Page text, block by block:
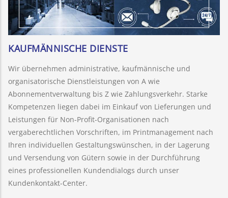
KAUFMÄNNISCHE DIENSTE
Wir übernehmen administrative, kaufmännische und
organisatorische Dienstleistungen von A wie
Abonnementverwaltung bis Z wie Zahlungsverkehr. Starke
Kompetenzen liegen dabei im Einkauf von Lieferungen und
Leistungen für Non-Profit-Organisationen nach
vergaberechtlichen Vorschriften, im Printmanagement nach
Ihren individuellen Gestaltungswünschen, in der Lagerung
und Versendung von Gütern sowie in der Durchführung
eines professionellen Kundendialogs durch unser
Kundenkontakt-Center.